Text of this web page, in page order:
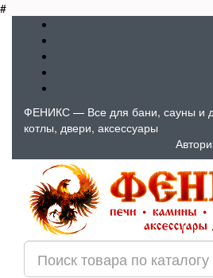
#
ФЕНИКС — Все для бани, сауны и
котлы, двери, аксессуары